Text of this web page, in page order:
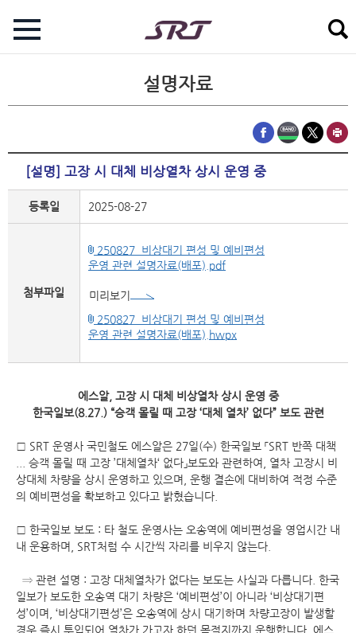
설명자료
[설명] 고장 시 대체 비상열차 상시 운영 중
등록일 2025-08-27
첨부파일
250827_비상대기 편성 및 예비편성
운영 관련 설명자료(배포).pdf
미리보기
250827_비상대기 편성 및 예비편성
운영 관련 설명자료(배포).hwpx
에스알, 고장 시 대체 비상열차 상시 운영 중
한국일보(8.27.) “승객 몰릴 때 고장 ‘대체 열차’ 없다” 보도 관련
□ SRT 운영사 국민철도 에스알은 27일(수) 한국일보 「SRT 반쪽 대책
... 승객 몰릴 때 고장 ’대체열차‘ 없다」보도와 관련하여, 열차 고장시 비
상대체 차량을 상시 운영하고 있으며, 운행 결손에 대비하여 적정 수준
의 예비편성을 확보하고 있다고 밝혔습니다.
□ 한국일보 보도 : 타 철도 운영사는 오송역에 예비편성을 영업시간 내
내 운용하며, SRT처럼 수 시간씩 자리를 비우지 않는다.
⇒ 관련 설명 : 고장 대체열차가 없다는 보도는 사실과 다릅니다. 한국
일보가 보도한 오송역 대기 차량은 ‘예비편성’이 아니라 ‘비상대기편
성’이며, ‘비상대기편성’은 오송역에 상시 대기하며 차량고장이 발생할
경우 즉시 투입되어 열차가 가고자 하던 목적지까지 운행합니다. 에스